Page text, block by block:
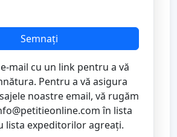
Semnați
mail cu un link pentru a vă
Pentru a vă asigura
noastre email, vă rugăm
în lista
lista expeditorilor agreați.